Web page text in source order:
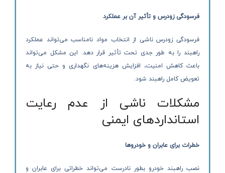
فرسودگی زودرس و تأثیر آن بر عملکرد
فرسودگی زودرس ناشی از انتخاب مواد نامناسب می‌تواند عملکرد
راهبند را به طور جدی تحت تأثیر قرار دهد. این مشکل می‌تواند
باعث کاهش امنیت، افزایش هزینه‌های نگهداری و حتی نیاز به
تعویض کامل راهبند شود.
مشکلات ناشی از عدم رعایت
استانداردهای ایمنی
خطرات برای عابران و خودروها
نصب راهبند خودرو بطور نادرست می‌تواند خطراتی برای عابران و